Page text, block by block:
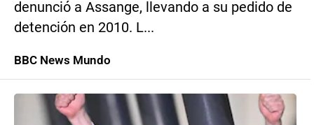
denunció a Assange, llevando a su pedido de
detención en 2010. L...
BBC News Mundo